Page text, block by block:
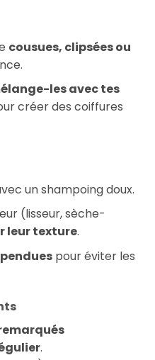
cousues, clipsées ou
les avec tes
créer des coiffures
un shampoing doux.
(lisseur, sèche-
leur texture.
pour éviter les
.